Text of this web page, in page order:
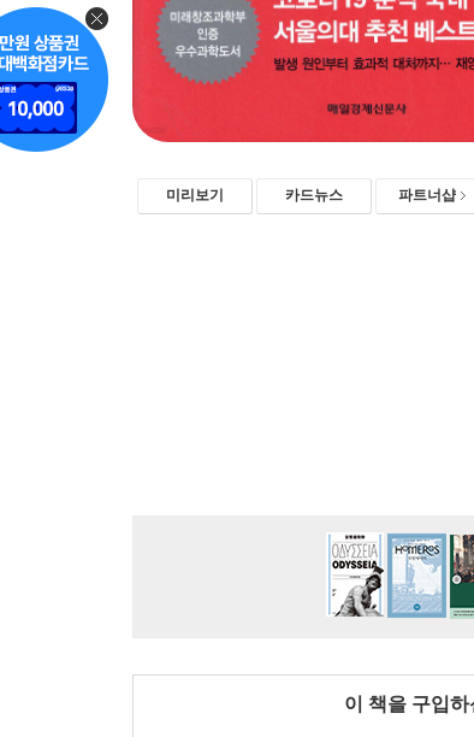
미리보기 카드뉴스 파트너샵
이 책을 구입하